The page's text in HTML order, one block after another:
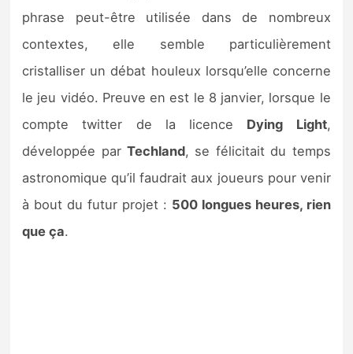
Sorties de jeux
Bons plans
phrase peut-être utilisée dans de nombreux
contextes, elle semble particulièrement
cristalliser un débat houleux lorsqu’elle concerne
le jeu vidéo. Preuve en est le 8 janvier, lorsque le
compte twitter de la licence Dying Light,
développée parTechland, se félicitait du temps
astronomique qu’il faudrait aux joueurs pour venir
à bout du futur projet : 500 longues heures, rien
que ça.